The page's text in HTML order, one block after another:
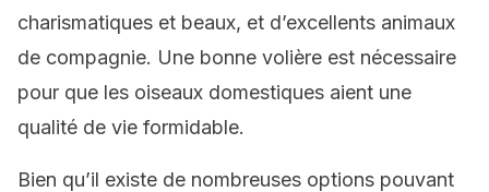
charismatiques et beaux, et d’excellents animaux
de compagnie. Une bonne volière est nécessaire
pour que les oiseaux domestiques aient une
qualité de vie formidable.
Bien qu’il existe de nombreuses options pouvant